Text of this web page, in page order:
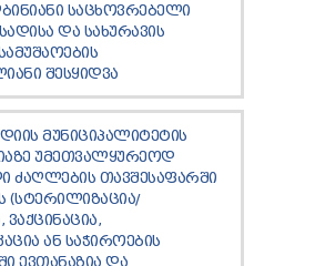
ᲡᲐᲪᲮᲝᲕᲠᲔᲑᲔᲚᲘ
ᲓᲐ ᲡᲐᲮᲣᲠᲐᲕᲘᲡ
ᲨᲔᲡᲧᲘᲓᲕᲐ
ᲛᲣᲜᲘᲪᲘᲞᲐᲚᲘᲢᲔᲢᲘᲡ
ᲣᲛᲔᲗᲕᲐᲚᲧᲣᲠᲔᲝᲓ
ᲫᲐᲦᲚᲔᲑᲘᲡ ᲗᲐᲕᲨᲔᲡᲐᲤᲐᲠᲨᲘ
(ᲡᲢᲔᲠᲘᲚᲘᲖᲐᲪᲘᲐ/
ᲕᲐᲥᲪᲘᲜᲐᲪᲘᲐ,
ᲐᲜ ᲡᲐᲭᲘᲠᲝᲔᲑᲘᲡ
ᲔᲕᲗᲐᲜᲐᲖᲘᲐ ᲓᲐ